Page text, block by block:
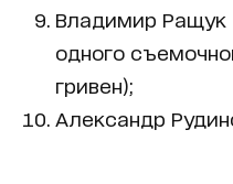
Владимир Ращук
одного
гривен);
Александр